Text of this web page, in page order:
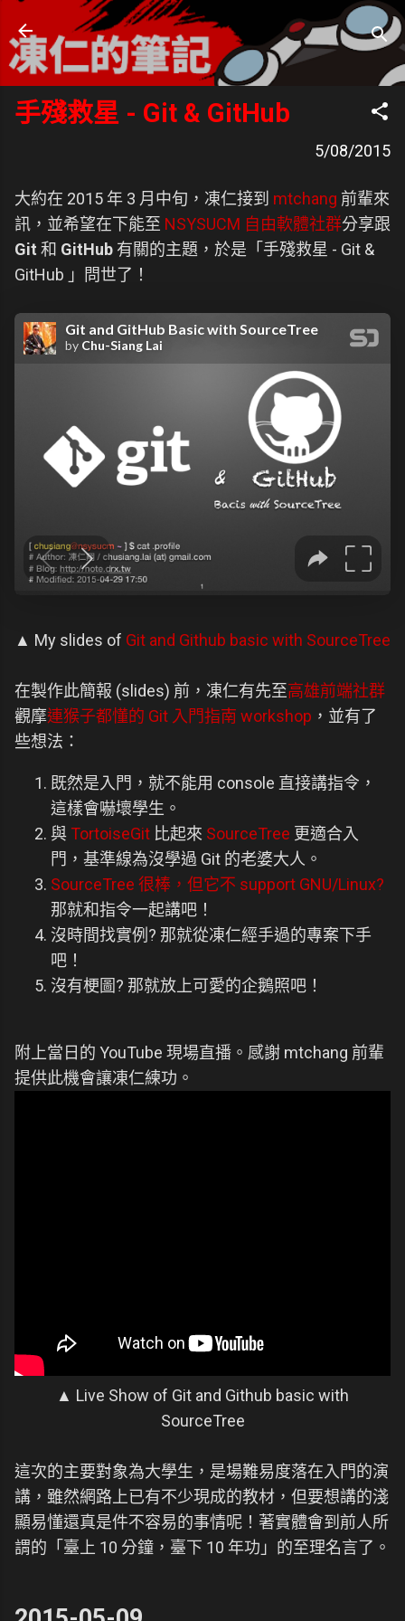
跳到主要內容
凍仁的筆記
- https://note.drx.tw
手殘救星 - Git & GitHub
5/08/2015
大約在 2015 年 3 月中旬，凍仁接到 mtchang 前輩來
訊，並希望在下能至 NSYSUCM 自由軟體社群分享跟
Git 和 GitHub 有關的主題，於是「手殘救星 - Git &
GitHub 」問世了！
▲ My slides of Git and Github basic with SourceTree
在製作此簡報 (slides) 前，凍仁有先至高雄前端社群
觀摩連猴子都懂的 Git 入門指南 workshop ，並有了
些想法：
既然是入門，就不能用 console 直接講指令，
這樣會嚇壞學生。
與 TortoiseGit 比起來 SourceTree 更適合入
門，基準線為沒學過 Git 的老婆大人。
SourceTree 很棒，但它不 support GNU/Linux?
那就和指令一起講吧！
沒時間找實例? 那就從凍仁經手過的專案下手
吧！
沒有梗圖? 那就放上可愛的企鵝照吧！
附上當日的 YouTube 現場直播。感謝 mtchang 前輩
提供此機會讓凍仁練功。
▲ Live Show of Git and Github basic with
SourceTree
這次的主要對象為大學生，是場難易度落在入門的演
講，雖然網路上已有不少現成的教材，但要想講的淺
顯易懂還真是件不容易的事情呢！著實體會到前人所
謂的「臺上 10 分鐘，臺下 10 年功」的至理名言了。